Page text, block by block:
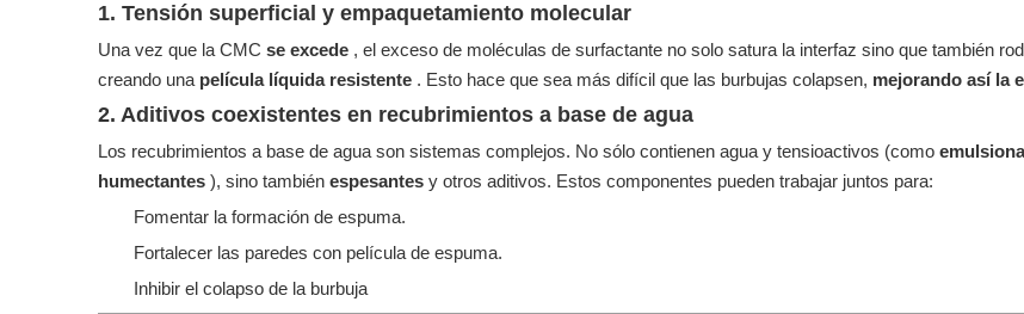
1. Tensión superficial y empaquetamiento molecular
Una vez que la CMC se excede , el exceso de moléculas de surfactante no solo satura la interfaz sino que también
creando una película líquida resistente . Esto hace que sea más difícil que las burbujas colapsen, mejorando así la
2. Aditivos coexistentes en recubrimientos a base de agua
Los recubrimientos a base de agua son sistemas complejos. No sólo contienen agua y tensioactivos (como
humectantes ), sino también espesantes y otros aditivos. Estos componentes pueden trabajar juntos para:
Fomentar la formación de espuma.
Fortalecer las paredes con película de espuma.
Inhibir el colapso de la burbuja